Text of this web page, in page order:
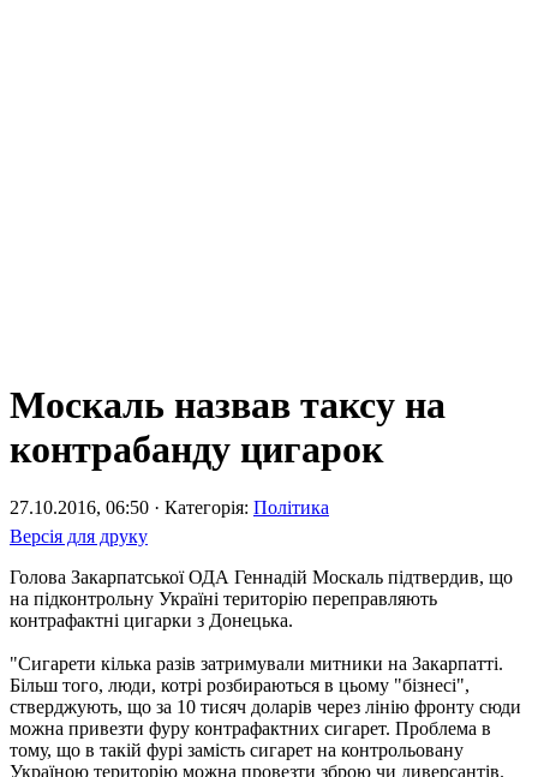
Москаль назвав таксу на
контрабанду цигарок
27.10.2016, 06:50 · Категорія: Політика
Версія для друку
Голова Закарпатської ОДА Геннадій Москаль підтвердив, що
на підконтрольну Україні територію переправляють
контрафактні цигарки з Донецька.
"Сигарети кілька разів затримували митники на Закарпатті.
Більш того, люди, котрі розбираються в цьому "бізнесі",
стверджують, що за 10 тисяч доларів через лінію фронту сюди
можна привезти фуру контрафактних сигарет. Проблема в
тому, що в такій фурі замість сигарет на контрольовану
Україною територію можна провезти зброю чи диверсантів.